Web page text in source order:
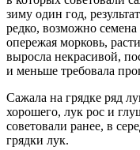
зиму один год,
редко, возможно
опережая морковь,
выросла некрасивой,
и меньше требовала
Сажала на грядке ряд
хорошего, лук рос и
советовали ранее, в
грядки лук.